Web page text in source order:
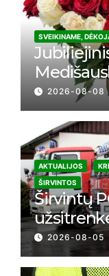
SVEIKINAME,
2026-08-08
AKTUALIJOS
ŠIRVINTOS
Širvintų
2026-08-05